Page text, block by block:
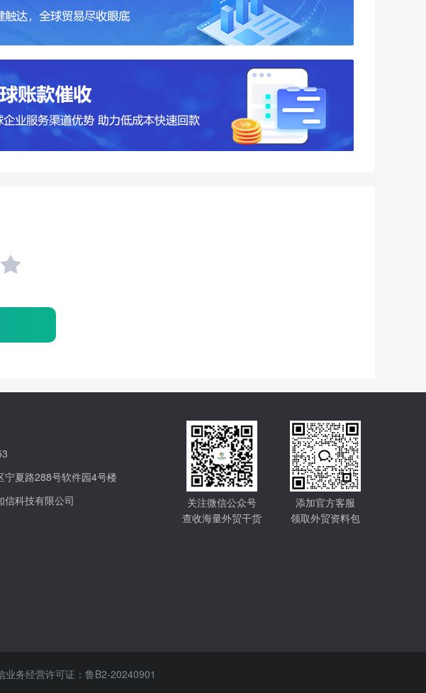
宁夏路288号软件园4号楼
信科技有限公司
关注微信公众号
查收海量外贸干货
添加官方客服
领取外贸资料包
业务经营许可证： 鲁B2-20240901